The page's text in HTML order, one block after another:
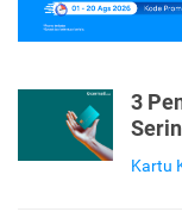
3
Kartu